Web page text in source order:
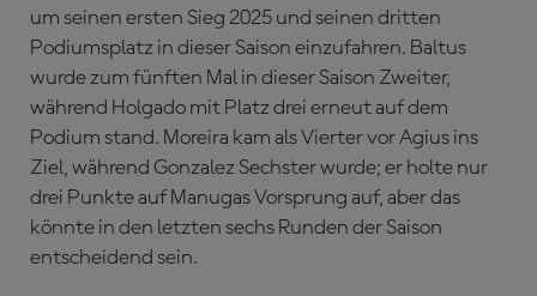
um seinen ersten Sieg 2025 und seinen dritten
Podiumsplatz in dieser Saison einzufahren. Baltus
wurde zum fünften Mal in dieser Saison Zweiter,
während Holgado mit Platz drei erneut auf dem
Podium stand. Moreira kam als Vierter vor Agius ins
Ziel, während Gonzalez Sechster wurde; er holte nur
drei Punkte auf Manugas Vorsprung auf, aber das
könnte in den letzten sechs Runden der Saison
entscheidend sein.